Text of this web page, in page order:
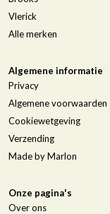
Vlerick
Alle merken
Algemene informatie
Privacy
Algemene voorwaarden
Cookiewetgeving
Verzending
Made by Marlon
Onze pagina's
Over ons